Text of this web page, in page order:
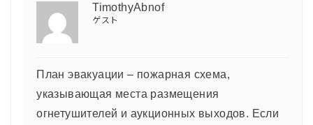
TimothyAbnof
ゲスト
План эвакуации – пожарная схема,
указывающая места размещения
огнетушителей и аукционных выходов. Если